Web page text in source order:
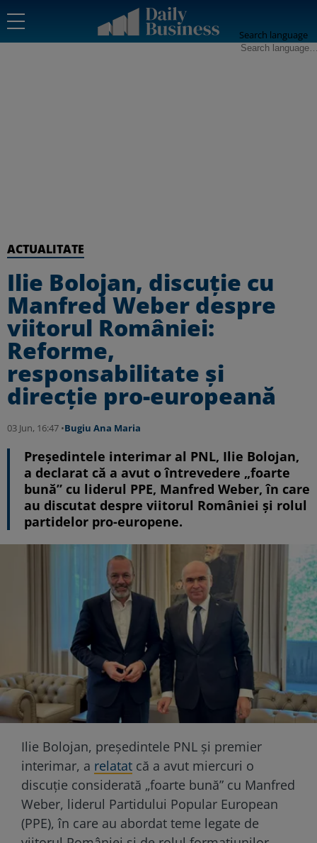
Search language
ACTUALITATE
Ilie Bolojan, discuție cu
Manfred Weber despre
viitorul României:
Reforme,
responsabilitate și
direcție pro-europeană
03 Jun, 16:47 •Bugiu ⁠Ana Maria
Președintele interimar al PNL, Ilie Bolojan,
a declarat că a avut o întrevedere „foarte
bună” cu liderul PPE, Manfred Weber, în care
au discutat despre viitorul României și rolul
partidelor pro-europene.
Ilie Bolojan, președintele PNL și premier
interimar, a relatat că a avut miercuri o
discuție considerată „foarte bună” cu Manfred
Weber, liderul Partidului Popular European
(PPE), în care au abordat teme legate de